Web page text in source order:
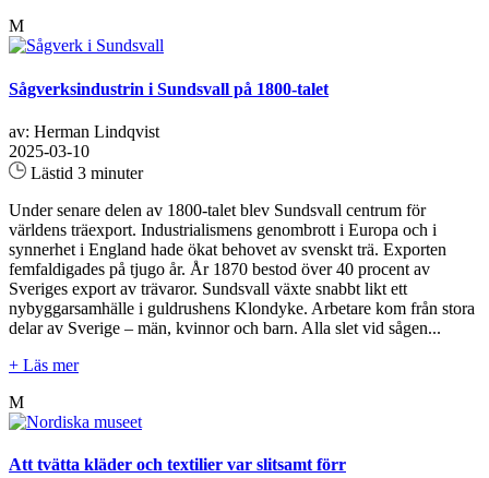
M
Sågverksindustrin i Sundsvall på 1800-talet
av: Herman Lindqvist
2025-03-10
Lästid 3 minuter
Under senare delen av 1800-talet blev Sundsvall centrum för
världens träexport. Industrialismens genombrott i Europa och i
synnerhet i England hade ökat behovet av svenskt trä. Exporten
femfaldigades på tjugo år. År 1870 bestod över 40 procent av
Sveriges export av trävaror. Sundsvall växte snabbt likt ett
nybyggarsamhälle i guldrushens Klondyke. Arbetare kom från stora
delar av Sverige – män, kvinnor och barn. Alla slet vid sågen...
+ Läs mer
M
Att tvätta kläder och textilier var slitsamt förr